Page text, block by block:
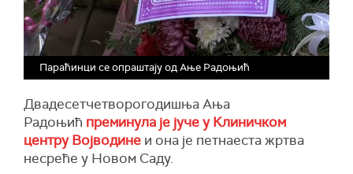
Параћинци се опраштају од Ање Радоњић
Двадесетчетворогодишња Ања
Радоњић преминула је јуче у Клиничком
центру Војводине и она је петнаеста жртва
несреће у Новом Саду.